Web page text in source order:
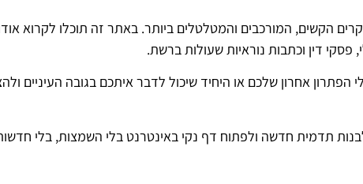
מוניטין עם ניסיון של למעלה מ-20 שנה בטיפול במקרים הקשים, המורכבים והמטלטלים ביותר. באתר זה תוכלו
דין וכתבות נוראיות שעולות ברשת.
אחרון שלכם או היחיד שיכול לדבר איתכם בגובה העיניים
תדמית חדשה ולפתוח דף נקי באינטרנט בלי השמצות, בלי